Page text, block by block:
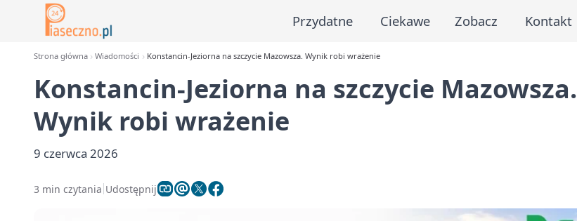
Przydatne Ciekawe Zobacz Kontakt
Strona główna Wiadomości Konstancin-Jeziorna na szczycie Mazowsza. Wynik robi wrażenie
Konstancin-Jeziorna na szczycie Mazowsza.
Wynik robi wrażenie
9 czerwca 2026
3 min czytania Udostępnij